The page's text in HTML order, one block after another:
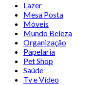
Lazer
Mesa Posta
Móveis
Mundo Beleza
Organização
Papelaria
Pet Shop
Saúde
Tv e Vídeo